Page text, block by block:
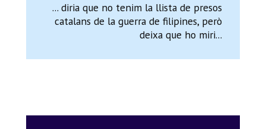
... diria que no tenim la llista de presos
catalans de la guerra de filipines, però
deixa que ho miri...